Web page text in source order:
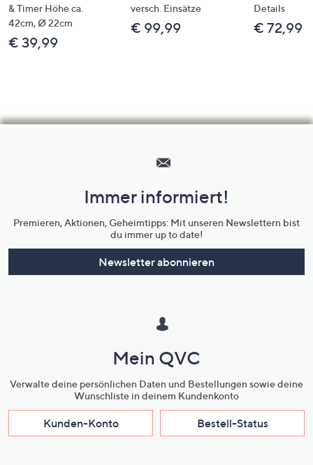
& Timer Höhe ca.
42cm, Ø 22cm
€ 39,99
versch. Einsätze
€ 99,99
Details
€ 72,99
Unternehmensinformationen
Immer informiert!
Premieren, Aktionen, Geheimtipps: Mit unseren Newslettern bist
du immer up to date!
Newsletter abonnieren
Mein QVC
Verwalte deine persönlichen Daten und Bestellungen sowie deine
Wunschliste in deinem Kundenkonto
Kunden-Konto Bestell-Status